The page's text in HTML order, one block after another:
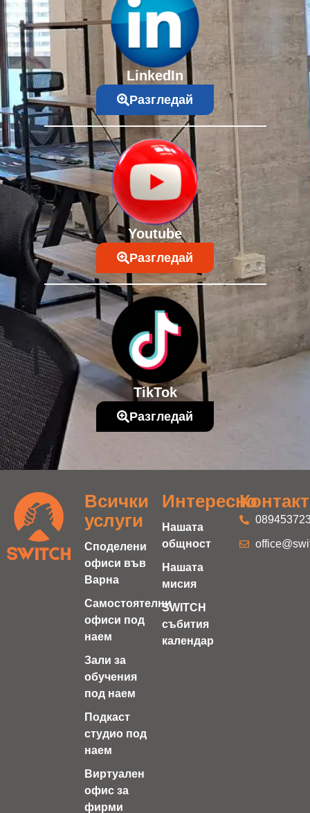
LinkedIn
Разгледай
Youtube
Разгледай
TikTok
Разгледай
Всички
услуги
Споделени
офиси във
Варна
Самостоятелни
офиси под
наем
Зали за
обучения
под наем
Подкаст
студио под
наем
Виртуален
офис за
фирми
Интересно
Нашата
общност
Нашата
мисия
SWITCH
събития
календар